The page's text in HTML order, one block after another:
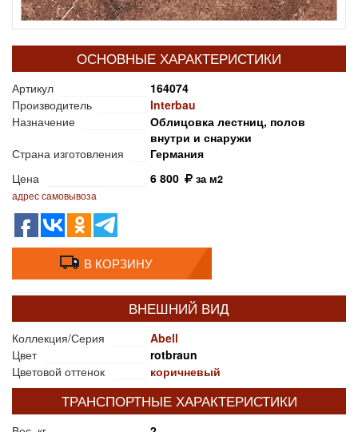
ОСНОВНЫЕ ХАРАКТЕРИСТИКИ
Артикул
164074
Производитель
Interbau
Назначение
Облицовка лестниц, полов
внутри и снаружи
Страна изготовления
Германия
Цена
6 800 за м2
адрес самовывоза
В КОРЗИНУ
ВНЕШНИЙ ВИД
Коллекция/Серия
Abell
Цвет
rotbraun
Цветовой оттенок
коричневый
ТРАНСПОРТНЫЕ ХАРАКТЕРИСТИКИ